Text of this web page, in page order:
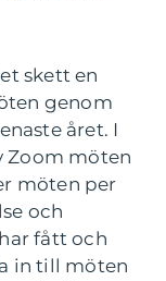
skett en
genom
året. I
Zoom möten
möten per
och
fått och
in till möten